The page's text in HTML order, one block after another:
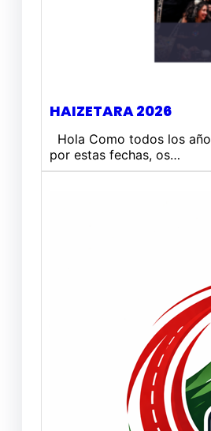
HAIZETARA 2026
Hola Como todos los
por estas fechas, os…